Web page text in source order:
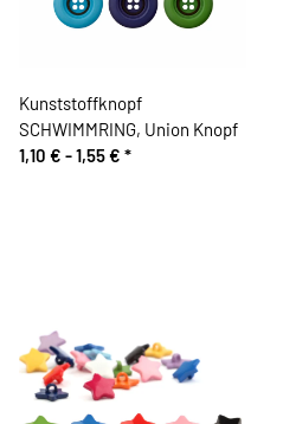
Kunststoffknopf
SCHWIMMRING, Union Knopf
1,10 € -1,55 € *